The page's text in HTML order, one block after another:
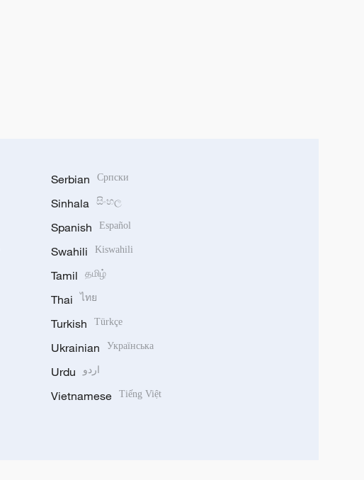
Serbian Српски
Sinhala සිංහල
Spanish Español
Swahili Kiswahili
Tamil தமிழ்
Thai ไทย
Turkish Türkçe
Ukrainian Українська
Urdu اردو
Vietnamese Tiếng Việt